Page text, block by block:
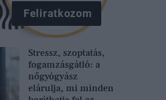
Feliratkozom
Stressz, szoptatás,
fogamzásgátló: a
nőgyógyász
elárulja, mi minden